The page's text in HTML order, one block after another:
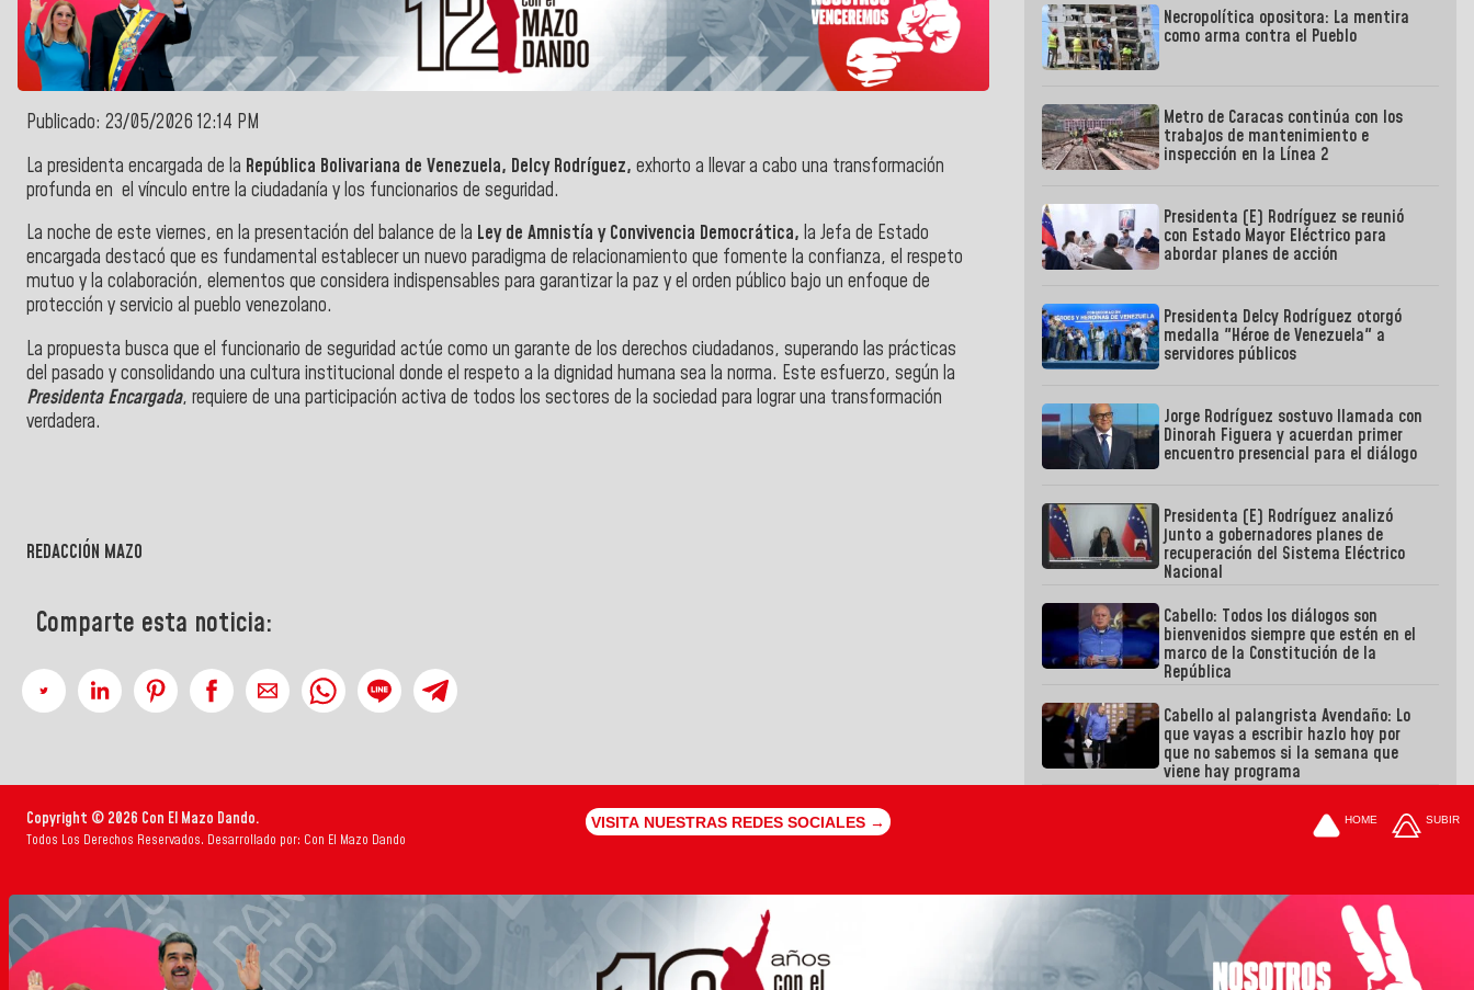
Publicado: 23/05/2026 12:14 PM
La presidenta encargada de la República Bolivariana de Venezuela, Delcy Rodríguez, exhorto a llevar a cabo una transformación
profunda en el vínculo entre la ciudadanía y los funcionarios de seguridad.
La noche de este viernes, en la presentación del balance de la Ley de Amnistía y Convivencia Democrática, la Jefa de Estado
encargada destacó que es fundamental establecer un nuevo paradigma de relacionamiento que fomente la confianza, el respeto
mutuo y la colaboración, elementos que considera indispensables para garantizar la paz y el orden público bajo un enfoque de
protección y servicio al pueblo venezolano.
La propuesta busca que el funcionario de seguridad actúe como un garante de los derechos ciudadanos, superando las prácticas
del pasado y consolidando una cultura institucional donde el respeto a la dignidad humana sea la norma. Este esfuerzo, según la
Presidenta Encargada, requiere de una participación activa de todos los sectores de la sociedad para lograr una transformación
verdadera.
REDACCIÓN MAZO
Comparte esta noticia:
Necropolítica opositora: La mentira
como arma contra el Pueblo
Metro de Caracas continúa con los
trabajos de mantenimiento e
inspección en la Línea 2
Presidenta (E) Rodríguez se reunió
con Estado Mayor Eléctrico para
abordar planes de acción
Presidenta Delcy Rodríguez otorgó
medalla "Héroe de Venezuela" a
servidores públicos
Jorge Rodríguez sostuvo llamada con
Dinorah Figuera y acuerdan primer
encuentro presencial para el diálogo
Presidenta (E) Rodríguez analizó
junto a gobernadores planes de
recuperación del Sistema Eléctrico
Nacional
Cabello: Todos los diálogos son
bienvenidos siempre que estén en el
marco de la Constitución de la
República
Cabello al palangrista Avendaño: Lo
que vayas a escribir hazlo hoy por
que no sabemos si la semana que
viene hay programa
Copyright © 2026 Con El Mazo Dando.
Todos Los Derechos Reservados. Desarrollado por: Con El Mazo Dando
VISITA NUESTRAS REDES SOCIALES → HOME SUBIR